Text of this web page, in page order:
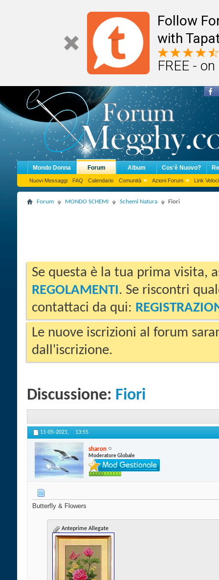
Follow
with
FREE -
Mondo Donna Forum
Nuovi Messaggi FAQ Calendario Comunità Azioni Forum Link Veloci
Album Cos'è Nuovo?
Forum MONDO SCHEMI Schemi Natura Fiori
Se questa è la tua prima visita,
REGOLAMENTI. Se riscontri
contattaci da qui:
Le nuove iscrizioni al forum
dall'iscrizione.
Discussione: Fiori
11-05-2021, 13:55
sharon
Moderatore Globale
Butterfly & Flowers
Anteprime Allegate